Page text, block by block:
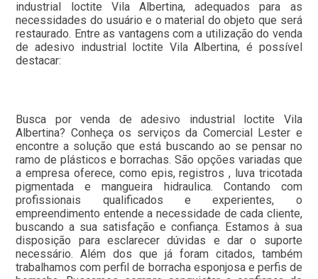
industrial loctite Vila Albertina, adequados para as
necessidades do usuário e o material do objeto que será
restaurado. Entre as vantagens com a utilização do venda
de adesivo industrial loctite Vila Albertina, é possível
destacar:
Busca por venda de adesivo industrial loctite Vila
Albertina? Conheça os serviços da Comercial Lester e
encontre a solução que está buscando ao se pensar no
ramo de plásticos e borrachas. São opções variadas que
a empresa oferece, como epis, registros , luva tricotada
pigmentada e mangueira hidraulica. Contando com
profissionais qualificados e experientes, o
empreendimento entende a necessidade de cada cliente,
buscando a sua satisfação e confiança. Estamos à sua
disposição para esclarecer dúvidas e dar o suporte
necessário. Além dos que já foram citados, também
trabalhamos com perfil de borracha esponjosa e perfis de